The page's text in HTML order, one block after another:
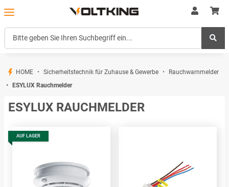
HOME Sicherheitstechnik für Zuhause & Gewerbe
Rauchwarnmelder
ESYLUX Rauchmelder
ESYLUX RAUCHMELDER
AUF LAGER